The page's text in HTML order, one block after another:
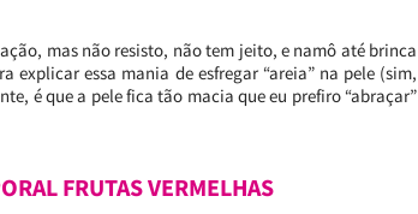
mas não resisto, não tem jeito, e namô até brinca
essa mania de esfregar “areia” na pele (sim,
é que a pele fica tão macia que eu prefiro “abraçar”
FRUTAS VERMELHAS